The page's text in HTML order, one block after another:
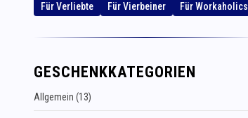
Für Verliebte
Für Vierbeiner Für Workaholics
GESCHENKKATEGORIEN
Allgemein (13)